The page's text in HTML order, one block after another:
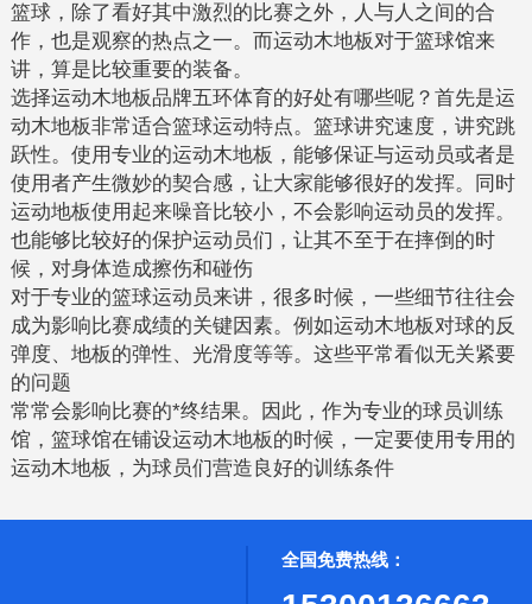
篮球，除了看好其中激烈的比赛之外，人与人之间的合
作，也是观察的热点之一。而运动木地板对于篮球馆来
讲，算是比较重要的装备。
选择运动木地板品牌五环体育的好处有哪些呢？首先是运
动木地板非常适合篮球运动特点。篮球讲究速度，讲究跳
跃性。使用专业的运动木地板，能够保证与运动员或者是
使用者产生微妙的契合感，让大家能够很好的发挥。同时
运动地板使用起来噪音比较小，不会影响运动员的发挥。
也能够比较好的保护运动员们，让其不至于在摔倒的时
候，对身体造成擦伤和碰伤
对于专业的篮球运动员来讲，很多时候，一些细节往往会
成为影响比赛成绩的关键因素。例如运动木地板对球的反
弹度、地板的弹性、光滑度等等。这些平常看似无关紧要
的问题
常常会影响比赛的*终结果。因此，作为专业的球员训练
馆，篮球馆在铺设运动木地板的时候，一定要使用专用的
运动木地板，为球员们营造良好的训练条件
全国免费热线：